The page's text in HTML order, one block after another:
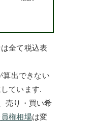
全て税込表
算出できない
ています.
売り・買い希
権相場は変